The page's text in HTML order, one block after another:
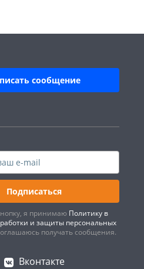
сообщение
Подписаться
я принимаю Политику в
и защиты персональных
получать сообщения.
Вконтакте